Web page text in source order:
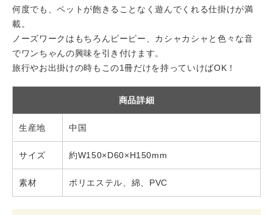
何度でも、ペットが飽きることなく遊んでくれる仕掛けが満
載。
ノーズワークはもちろんピーピー、カシャカシャと色々な音
でワンちゃんの興味を引き付けます。
旅行やお出掛けの時もこの1冊だけを持っていけばOK！
商品詳細
生産地 中国
サイズ 約W150×D60×H150mm
素材 ポリエステル、綿、PVC